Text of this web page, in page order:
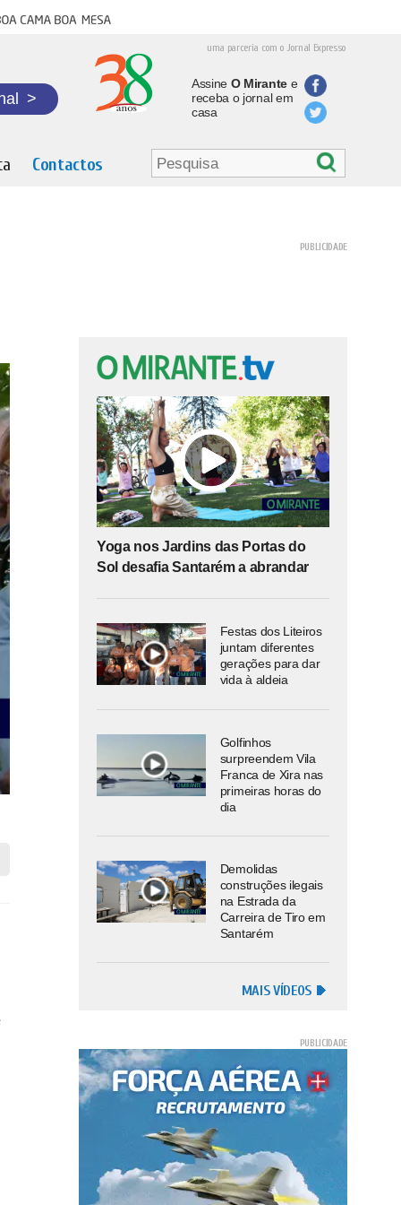
cama boa mesa
uma parceria com o Jornal Expresso
>
Assine O Mirantee
receba o jornal em
casa
Contactos
Yoga nos Jardins das Portas do
Sol desafia Santarém a abrandar
Festas dos Liteiros
juntam diferentes
gerações para dar
vida à aldeia
Golfinhos
surpreendem Vila
Franca de Xira nas
primeiras horas do
dia
Demolidas
construções ilegais
na Estrada da
Carreira de Tiro em
Santarém
MAIS VÍDEOS